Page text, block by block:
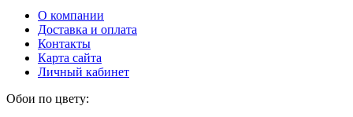
О компании
Доставка и оплата
Контакты
Карта сайта
Личный кабинет
Обои по цвету: